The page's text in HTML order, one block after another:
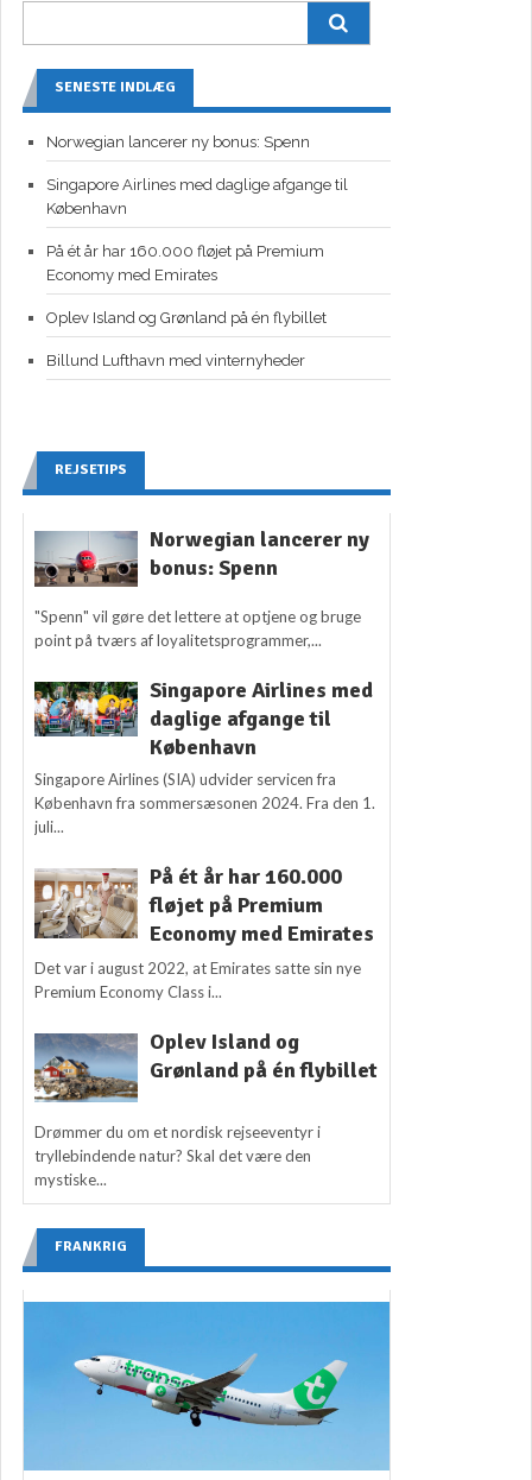
SENESTE INDLÆG
Norwegian lancerer ny bonus: Spenn
Singapore Airlines med daglige afgange til
København
På ét år har 160.000 fløjet på Premium
Economy med Emirates
Oplev Island og Grønland på én flybillet
Billund Lufthavn med vinternyheder
REJSETIPS
Norwegian lancerer ny
bonus: Spenn
"Spenn" vil gøre det lettere at optjene og bruge
point på tværs af loyalitetsprogrammer,...
Singapore Airlines med
daglige afgange til
København
Singapore Airlines (SIA) udvider servicen fra
København fra sommersæsonen 2024. Fra den 1.
juli...
På ét år har 160.000
fløjet på Premium
Economy med Emirates
Det var i august 2022, at Emirates satte sin nye
Premium Economy Class i...
Oplev Island og
Grønland på én flybillet
Drømmer du om et nordisk rejseeventyr i
tryllebindende natur? Skal det være den
mystiske...
FRANKRIG